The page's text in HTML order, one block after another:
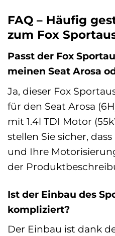
FAQ – Häufig
zum Fox
Passt der Fox
meinen Seat Arosa
Ja, dieser Fox
für den Seat Arosa
mit 1.4l TDI Motor
stellen Sie sicher,
und Ihre
der
Ist der Einbau des
kompliziert?
Der Einbau ist dank